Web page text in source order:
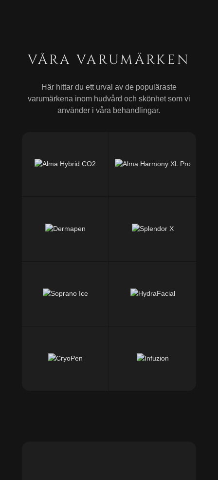
VÅRA VARUMÄRKEN
Här hittar du ett urval av de populäraste
varumärkena inom hudvård och skönhet som vi
använder i våra behandlingar.